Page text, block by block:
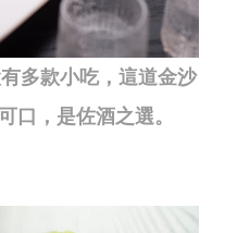
多款小吃，這道金沙
口，是佐酒之選。